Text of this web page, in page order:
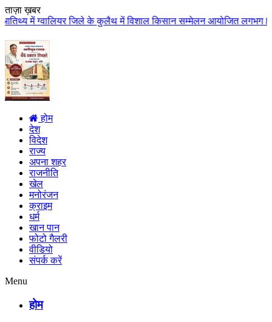
ताज़ा ख़बर
में विशाल किसान सम्मेलन आयोजित लगभग 87.21 करोड़ लागत के
होम
देश
विदेश
राज्य
अपना शहर
राजनीति
खेल
मनोरंजन
क्राइम
धर्म
खान पान
फोटो गैलरी
वीडियो
संपर्क करें
Menu
होम